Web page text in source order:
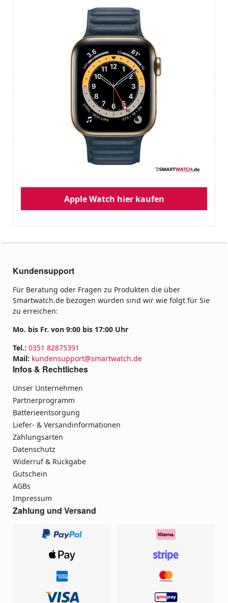
Apple Watch hier kaufen
Kundensupport
Für Beratung oder Fragen zu Produkten die über
Smartwatch.de bezogen wurden sind wir wie folgt für Sie
zu erreichen:
Mo. bis Fr. von 9:00 bis 17:00 Uhr
Tel.: 0351 82875391
Mail: kundensupport@smartwatch.de
Infos & Rechtliches
Unser Unternehmen
Partnerprogramm
Batterieentsorgung
Liefer- & Versandinformationen
Zahlungsarten
Datenschutz
Widerruf & Rückgabe
Gutschein
AGBs
Impressum
Zahlung und Versand